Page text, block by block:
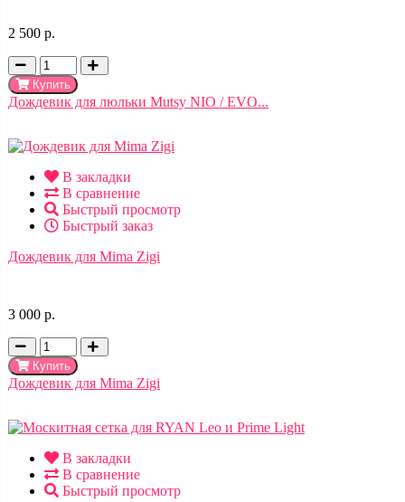
2 500 р.
Купить
Дождевик для люльки Mutsy NIO / EVO...
В закладки
В сравнение
Быстрый просмотр
Быстрый заказ
Дождевик для Mima Zigi
3 000 р.
Купить
Дождевик для Mima Zigi
В закладки
В сравнение
Быстрый просмотр